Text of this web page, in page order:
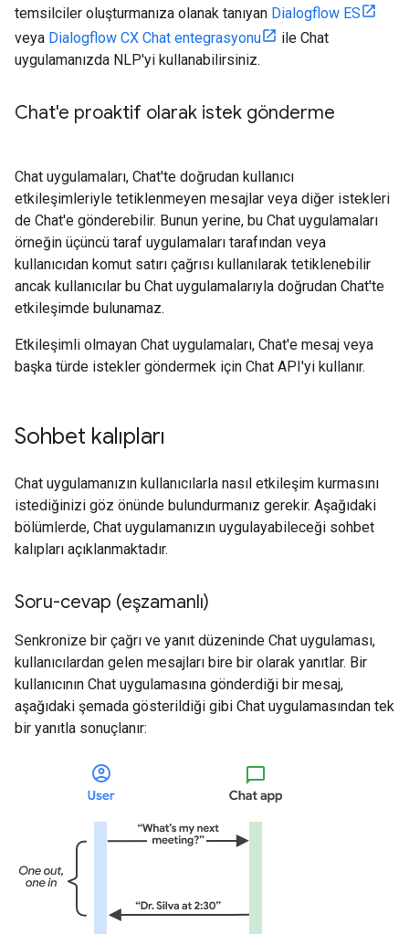
temsilciler oluşturmanıza olanak tanıyan Dialogflow ES
veya Dialogflow CX Chat entegrasyonu
ile Chat
uygulamanızda NLP'yi kullanabilirsiniz.
Chat'e proaktif olarak istek gönderme
Chat uygulamaları, Chat'te doğrudan kullanıcı
etkileşimleriyle tetiklenmeyen mesajlar veya diğer istekleri
de Chat'e gönderebilir. Bunun yerine, bu Chat uygulamaları
örneğin üçüncü taraf uygulamaları tarafından veya
kullanıcıdan komut satırı çağrısı kullanılarak tetiklenebilir
ancak kullanıcılar bu Chat uygulamalarıyla doğrudan Chat'te
etkileşimde bulunamaz.
Etkileşimli olmayan Chat uygulamaları, Chat'e mesaj veya
başka türde istekler göndermek için Chat API'yi kullanır.
Sohbet kalıpları
Chat uygulamanızın kullanıcılarla nasıl etkileşim kurmasını
istediğinizi göz önünde bulundurmanız gerekir. Aşağıdaki
bölümlerde, Chat uygulamanızın uygulayabileceği sohbet
kalıpları açıklanmaktadır.
Soru-cevap (eşzamanlı)
Senkronize bir çağrı ve yanıt düzeninde Chat uygulaması,
kullanıcılardan gelen mesajları bire bir olarak yanıtlar. Bir
kullanıcının Chat uygulamasına gönderdiği bir mesaj,
aşağıdaki şemada gösterildiği gibi Chat uygulamasından tek
bir yanıtla sonuçlanır: